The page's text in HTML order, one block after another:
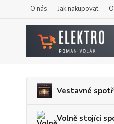
O nás Jak nakupovat
Vestavné
Volně stojící